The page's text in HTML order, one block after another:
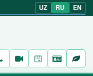
UZ RU EN